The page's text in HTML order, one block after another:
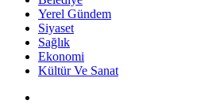
Yerel Gündem
Siyaset
Sağlık
Ekonomi
Kültür Ve Sanat